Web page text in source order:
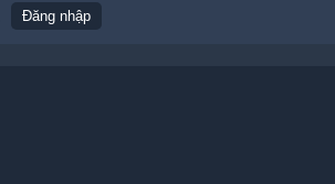
Đăng nhập